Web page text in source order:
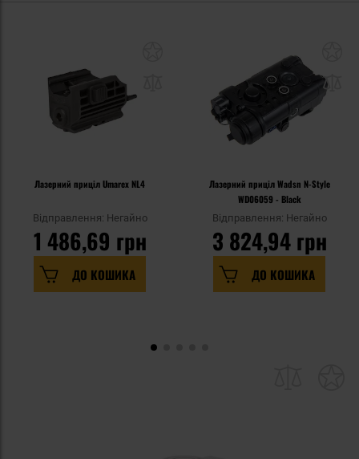
Лазерний приціл Umarex NL4
Відправлення: Негайно
1 486,69 грн
ДО КОШИКА
Лазерний приціл Wadsn N-Style
WD06059 - Black
Відправлення: Негайно
3 824,94 грн
ДО КОШИКА